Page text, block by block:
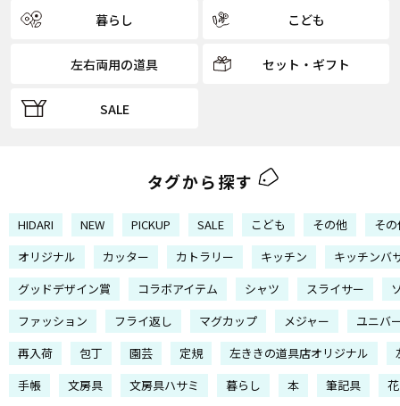
暮らし こども
左右両用の道具 セット・ギフト
SALE
タグから探す
HIDARI NEW PICKUP SALE こども その他
そ
オリジナル
カッター カトラリー キッチン
キッチンバ
グッドデザイン賞
コラボアイテム シャツ スライサー
ファッション
フライ返し マグカップ メジャー
ユニバ
再入荷
包丁 園芸 定規 左ききの道具店オリジナル
手帳
文房具 文房具ハサミ 暮らし 本 筆記具